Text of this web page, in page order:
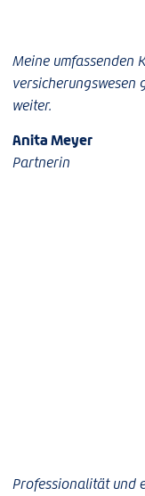
Meine umfassenden
versicherungswesen
weiter.
Anita Meyer
Partnerin
Professionalität und